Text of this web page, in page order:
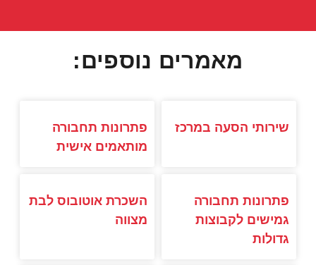
מאמרים נוספים:
שירותי הסעה במרכז
פתרונות תחבורה
מותאמים אישית
פתרונות תחבורה
גמישים לקבוצות
גדולות
השכרת אוטובוס לבת
מצווה